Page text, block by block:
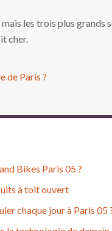
les trois plus
cher.
de Paris ?
Bikes Paris 05 ?
à toit ouvert
chaque jour à Paris 05